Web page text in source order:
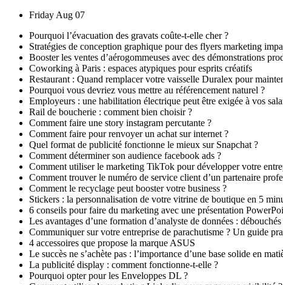
Skip
content
Friday Aug 07
Pourquoi l’évacuation des gravats coûte-t-elle cher ?
Stratégies de conception graphique pour des flyers marketing
Booster les ventes d’aérogommeuses avec des démonstrations
Coworking à Paris : espaces atypiques pour esprits créatifs
Restaurant : Quand remplacer votre vaisselle Duralex pour
Pourquoi vous devriez vous mettre au référencement naturel ?
Employeurs : une habilitation électrique peut être exigée à vos
Rail de boucherie : comment bien choisir ?
Comment faire une story instagram percutante ?
Comment faire pour renvoyer un achat sur internet ?
Quel format de publicité fonctionne le mieux sur Snapchat ?
Comment déterminer son audience facebook ads ?
Comment utiliser le marketing TikTok pour développer votre
Comment trouver le numéro de service client d’un partenaire
Comment le recyclage peut booster votre business ?
Stickers : la personnalisation de votre vitrine de boutique en 5
6 conseils pour faire du marketing avec une présentation
Les avantages d’une formation d’analyste de données :
Communiquer sur votre entreprise de parachutisme ? Un guide
4 accessoires que propose la marque ASUS
Le succès ne s’achète pas : l’importance d’une base solide en
La publicité display : comment fonctionne-t-elle ?
Pourquoi opter pour les Enveloppes DL ?